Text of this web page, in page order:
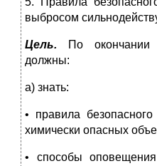
выбросом
Цель. По окончании
должны:
а) знать:
• правила
химически опасных
• способы